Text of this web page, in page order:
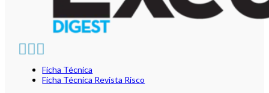
Ficha Técnica
Ficha Técnica Revista Risco